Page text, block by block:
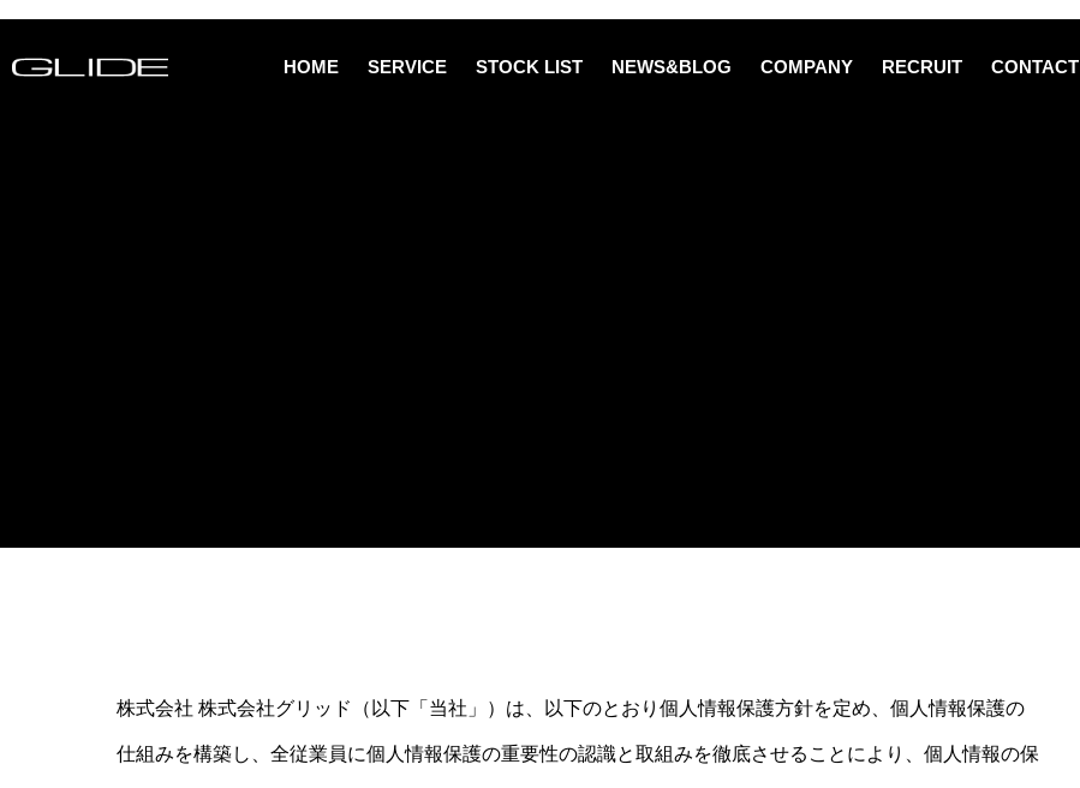
HOME SERVICE STOCK LIST NEWS&BLOG COMPANY RECRUIT CONTACT
株式会社 株式会社グリッド（以下「当社」）は、以下のとおり個人情報保護方針を定め、個人情報保護の
仕組みを構築し、全従業員に個人情報保護の重要性の認識と取組みを徹底させることにより、個人情報の保